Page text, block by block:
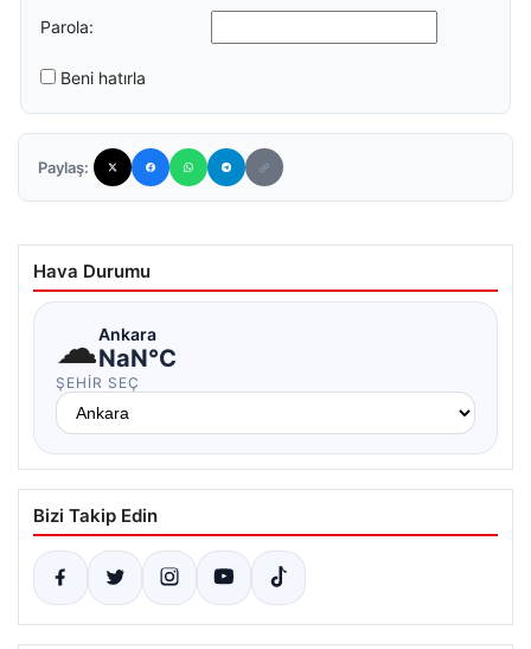
Parola:
Beni hatırla
Paylaş:
Hava Durumu
☁Ankara
NaN°C
ŞEHIR SEÇ
Bizi Takip Edin